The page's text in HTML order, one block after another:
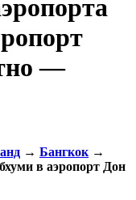
—
→ Бангкок →
в аэропорт Дон